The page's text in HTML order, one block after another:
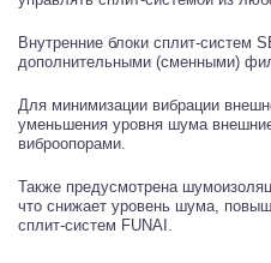
Внутренние блоки сплит-систем
дополнительными (сменными)
Для минимизации вибрации
уменьшения уровня шума
виброопорами.
Также предусмотрена
что снижает уровень шума,
сплит-систем FUNAI.